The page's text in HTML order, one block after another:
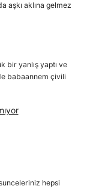
aşkı aklına gelmez
bir yanlış yaptı ve
babaannem çivili
hepsi